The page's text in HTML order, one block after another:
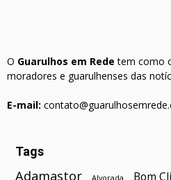
O Guarulhos em Rede tem como
moradores e guarulhenses das
E-mail:
Tags
Adamastor Alvorada Bom